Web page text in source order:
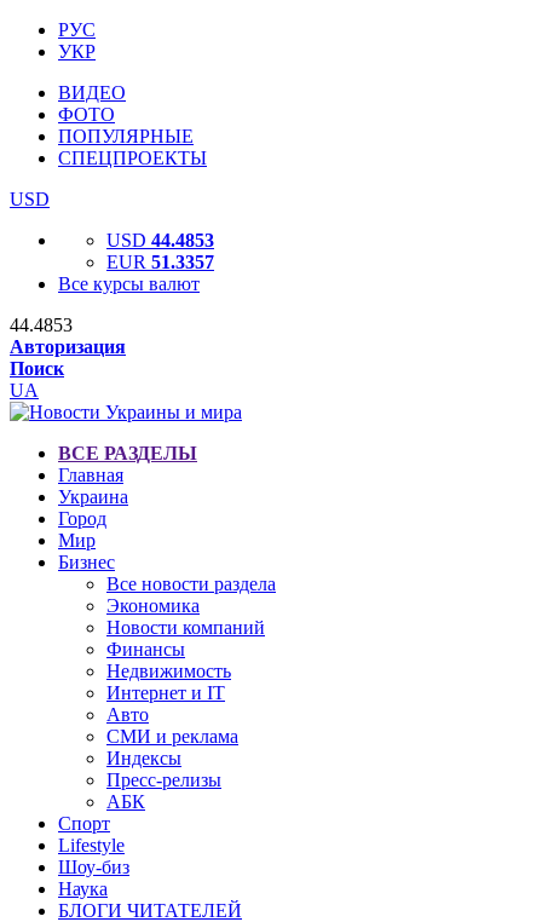
РУС
УКР
ВИДЕО
ФОТО
ПОПУЛЯРНЫЕ
СПЕЦПРОЕКТЫ
USD
USD 44.4853
EUR 51.3357
Все курсы валют
44.4853
Авторизация
Поиск
UA
ВСЕ РАЗДЕЛЫ
Главная
Украина
Город
Мир
Бизнес
Все новости раздела
Экономика
Новости компаний
Финансы
Недвижимость
Интернет и IT
Авто
СМИ и реклама
Индексы
Пресс-релизы
АБК
Спорт
Lifestyle
Шоу-биз
Наука
БЛОГИ ЧИТАТЕЛЕЙ